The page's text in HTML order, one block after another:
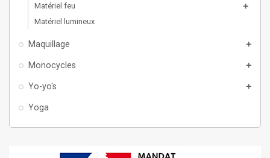
Matériel feu add
Matériel lumineux
Maquillage add
Monocycles add
Yo-yo's add
Yoga